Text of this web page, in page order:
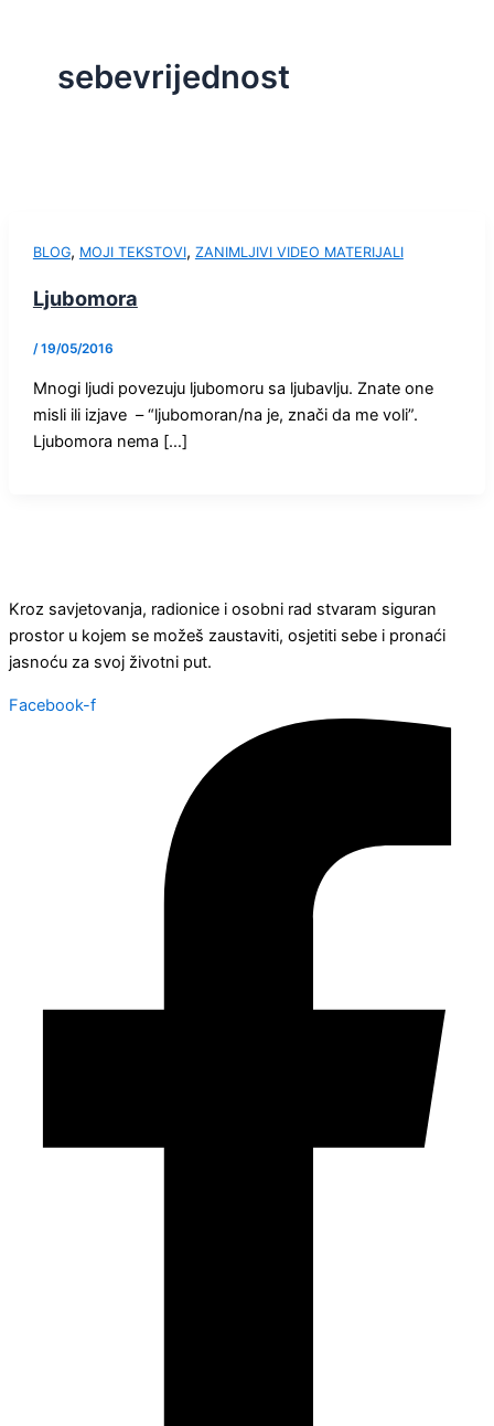
sebevrijednost
BLOG, MOJI TEKSTOVI, ZANIMLJIVI VIDEO MATERIJALI
Ljubomora
/19/05/2016
Mnogi ljudi povezuju ljubomoru sa ljubavlju. Znate one
misli ili izjave – “ljubomoran/na je, znači da me voli”.
Ljubomora nema […]
Kroz savjetovanja, radionice i osobni rad stvaram siguran
prostor u kojem se možeš zaustaviti, osjetiti sebe i pronaći
jasnoću za svoj životni put.
Facebook-f